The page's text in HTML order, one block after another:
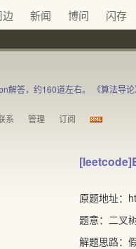
边 新闻 博问 闪存
解答，约160道左右。 《算法导论
系 管理 订阅
原题地址：
题意：二叉
解题思路：